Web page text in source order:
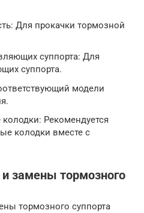
Для прокачки тормозной
суппорта: Для
суппорта.
модели
Рекомендуется
колодки вместе с
замены тормозного
тормозного суппорта